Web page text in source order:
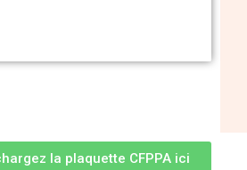
la plaquette CFPPA ici